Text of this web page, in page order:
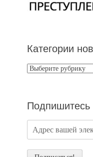
Категории
Категории